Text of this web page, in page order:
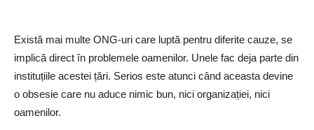
Există mai multe ONG-uri care luptă pentru diferite cauze, se
implică direct în problemele oamenilor. Unele fac deja parte din
instituțiile acestei țări. Serios este atunci când aceasta devine
o obsesie care nu aduce nimic bun, nici organizației, nici
oamenilor.